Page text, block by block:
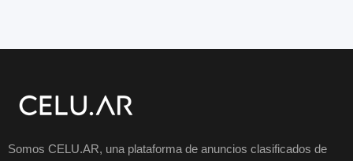
Somos CELU.AR, una plataforma de anuncios clasificados de